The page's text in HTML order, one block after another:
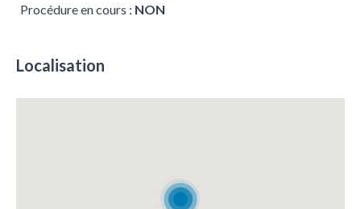
Procédure en cours : NON
Localisation